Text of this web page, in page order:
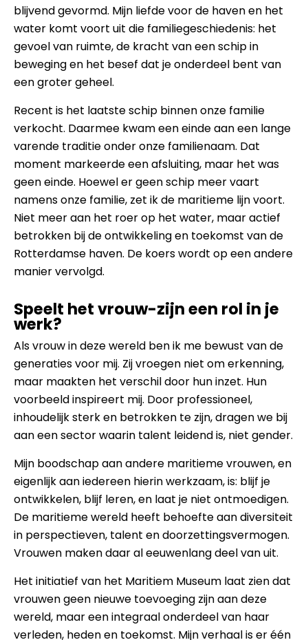
blijvend gevormd. Mijn liefde voor de haven en het
water komt voort uit die familiegeschiedenis: het
gevoel van ruimte, de kracht van een schip in
beweging en het besef dat je onderdeel bent van
een groter geheel.
Recent is het laatste schip binnen onze familie
verkocht. Daarmee kwam een einde aan een lange
varende traditie onder onze familienaam. Dat
moment markeerde een afsluiting, maar het was
geen einde. Hoewel er geen schip meer vaart
namens onze familie, zet ik de maritieme lijn voort.
Niet meer aan het roer op het water, maar actief
betrokken bij de ontwikkeling en toekomst van de
Rotterdamse haven. De koers wordt op een andere
manier vervolgd.
Speelt het vrouw-zijn een rol in je
werk?
Als vrouw in deze wereld ben ik me bewust van de
generaties voor mij. Zij vroegen niet om erkenning,
maar maakten het verschil door hun inzet. Hun
voorbeeld inspireert mij. Door professioneel,
inhoudelijk sterk en betrokken te zijn, dragen we bij
aan een sector waarin talent leidend is, niet gender.
Mijn boodschap aan andere maritieme vrouwen, en
eigenlijk aan iedereen hierin werkzaam, is: blijf je
ontwikkelen, blijf leren, en laat je niet ontmoedigen.
De maritieme wereld heeft behoefte aan diversiteit
in perspectieven, talent en doorzettingsvermogen.
Vrouwen maken daar al eeuwenlang deel van uit.
Het initiatief van het Maritiem Museum laat zien dat
vrouwen geen nieuwe toevoeging zijn aan deze
wereld, maar een integraal onderdeel van haar
verleden, heden en toekomst. Mijn verhaal is er één